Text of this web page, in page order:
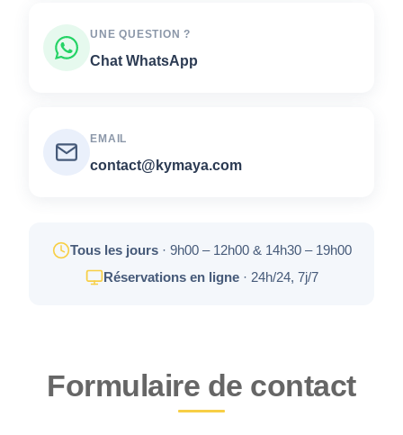
UNE QUESTION ?
Chat WhatsApp
EMAIL
contact@kymaya.com
Tous les jours· 9h00 – 12h00 & 14h30 – 19h00
Réservations en ligne· 24h/24, 7j/7
Formulaire de contact